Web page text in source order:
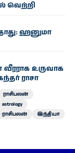
வெற்றி
ஹனுமா
உருவாக
ராசா
ராசிபலன்
astrology
ராசிபலன்
இந்தியா